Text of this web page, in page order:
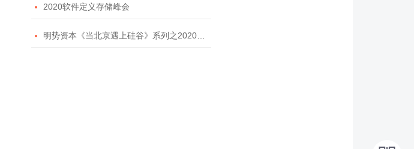
 2020软件定义存储峰会
 明势资本《当北京遇上硅谷》系列之2020年度开源峰会